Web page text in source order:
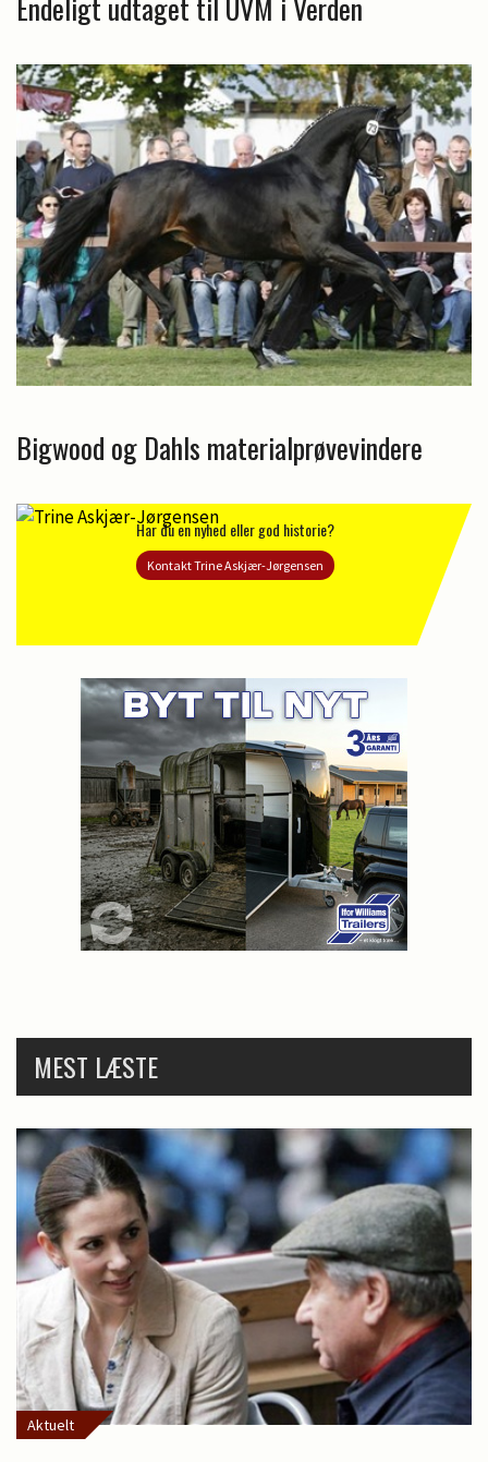
Bigwood og Dahls materialprøvevindere
Har du en nyhed eller god historie?
Kontakt Trine Askjær-Jørgensen
MEST LÆSTE
Aktuelt